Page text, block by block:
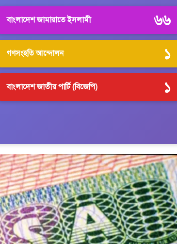
বাংলাদেশ জামায়াতে ইসলামী ৬৬
গণসংহতি আন্দোলন ১
বাংলাদেশ জাতীয় পার্টি (বিজেপি) ১